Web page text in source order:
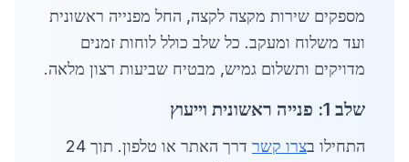
מספקים שירות מקצה לקצה, החל מפנייה ראשונית
ועד משלוח ומעקב. כל שלב כולל לוחות זמנים
מדויקים ותשלום גמיש, מבטיח שביעות רצון מלאה.
שלב 1: פנייה ראשונית וייעוץ
התחילו בצרו קשר
דרך האתר או טלפון. תוך 24